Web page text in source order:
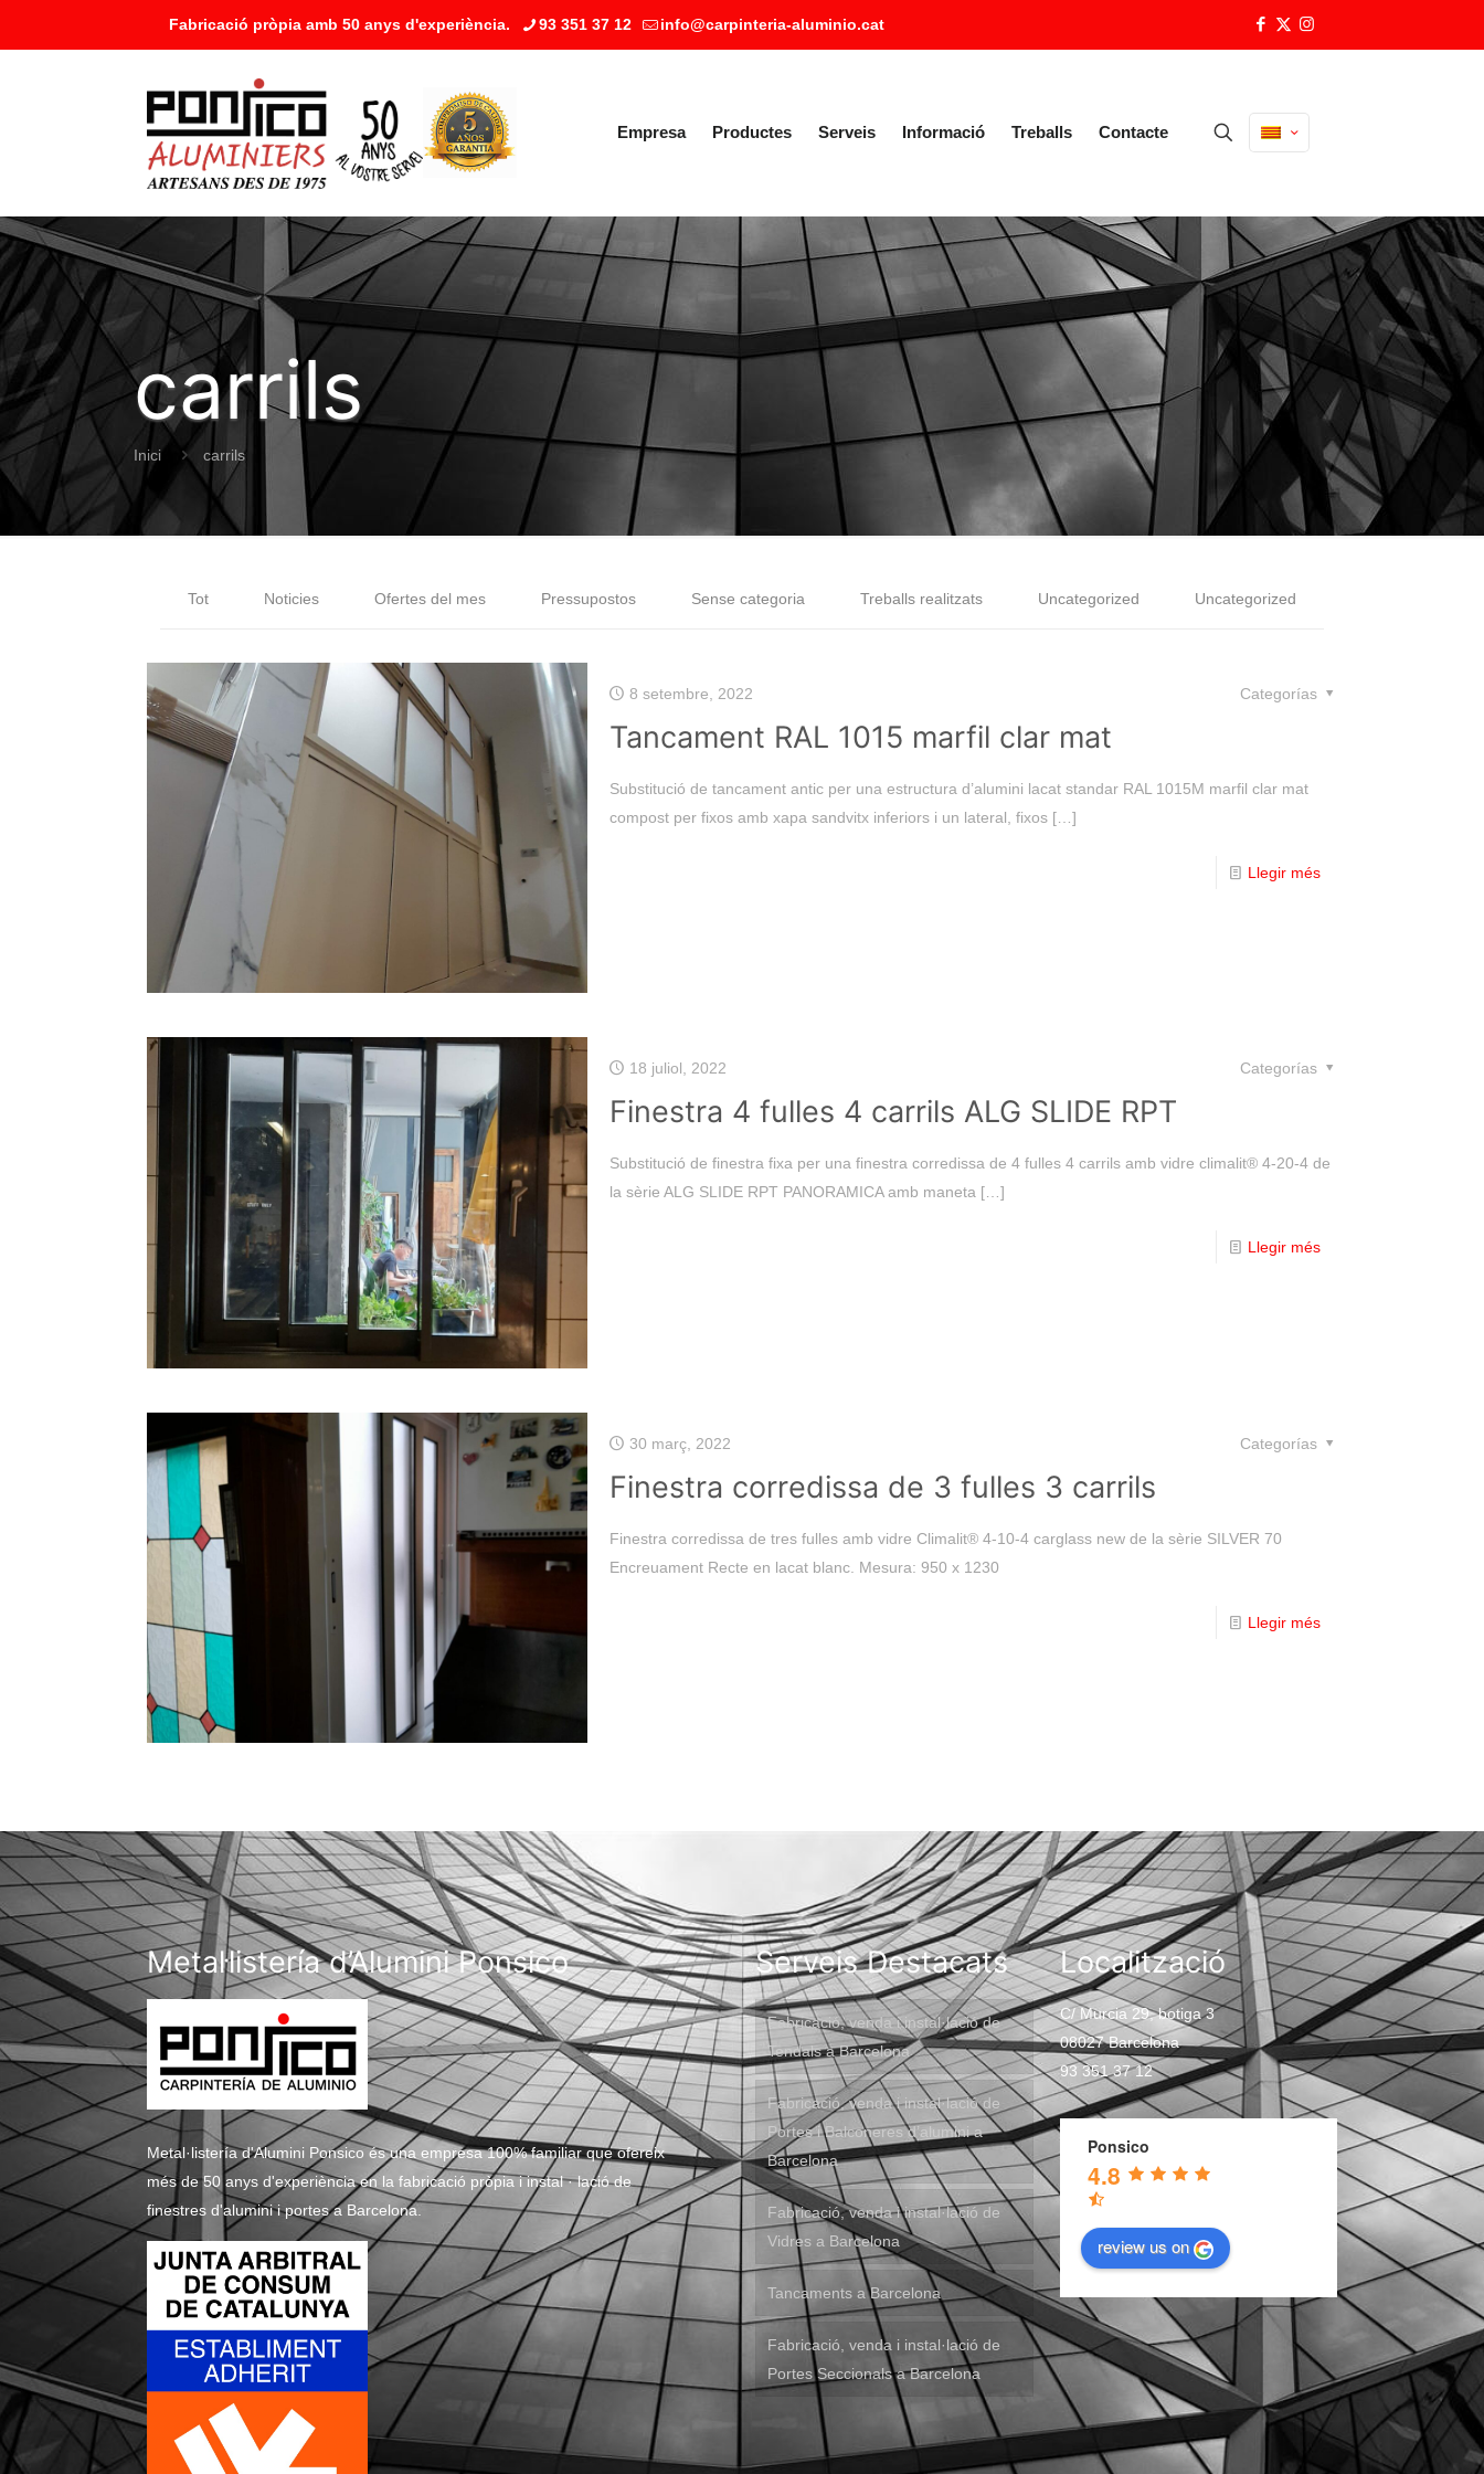
Fabricació pròpia amb 50 anys d'experiència. 93 351 37 12 info@carpinteria-aluminio.cat
Empresa Productes Serveis Informació Treballs Contacte
carrils
Inici carrils
Tot Noticies Ofertes del mes Pressupostos Sense categoria Treballs realitzats Uncategorized Uncategorized
8 setembre, 2022 Categorías
Tancament RAL 1015 marfil clar mat
Substitució de tancament antic per una estructura d’alumini lacat standar RAL 1015M marfil clar mat
compost per fixos amb xapa sandvitx inferiors i un lateral, fixos[…]
Llegir més
18 juliol, 2022 Categorías
Finestra 4 fulles 4 carrils ALG SLIDE RPT
Substitució de finestra fixa per una finestra corredissa de 4 fulles 4 carrils amb vidre climalit® 4-20-4 de
la sèrie ALG SLIDE RPT PANORAMICA amb maneta[…]
Llegir més
30 març, 2022 Categorías
Finestra corredissa de 3 fulles 3 carrils
Finestra corredissa de tres fulles amb vidre Climalit® 4-10-4 carglass new de la sèrie SILVER 70
Encreuament Recte en lacat blanc. Mesura: 950 x 1230
Llegir més
Metal·listería d’Alumini Ponsico
Metal·listería d'Alumini Ponsico és una empresa 100% familiar que ofereix
més de 50 anys d'experiència en la fabricació pròpia i instal · lació de
finestres d'alumini i portes a Barcelona.
Serveis Destacats
Fabricació, venda i instal·lació de
Tendals a Barcelona
Fabricació, venda i instal·lació de
Portes i Balconeres d’alumini a
Barcelona
Fabricació, venda i instal·lació de
Vidres a Barcelona
Tancaments a Barcelona
Fabricació, venda i instal·lació de
Portes Seccionals a Barcelona
Localització
C/ Murcia 29, botiga 3
08027 Barcelona
93 351 37 12
Ponsico
4.8
review us on